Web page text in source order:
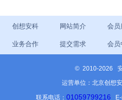
创想安科 网站简介 会员
业务合作 提交需求 会员
© 2010-2026
运营单位：北京创想
联系电话： 01059799216 E-